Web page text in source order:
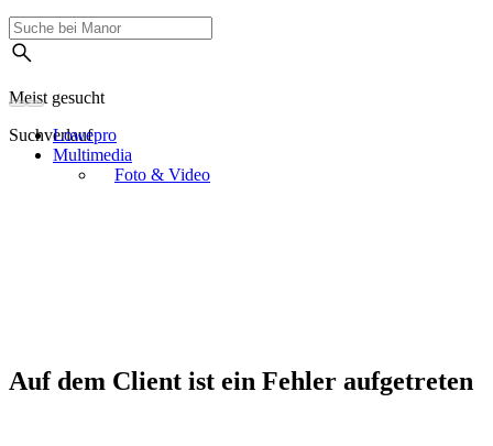
Meist gesucht
Suchverlauf
Lowepro
Multimedia
Foto & Video
Auf dem Client ist ein Fehler aufgetreten